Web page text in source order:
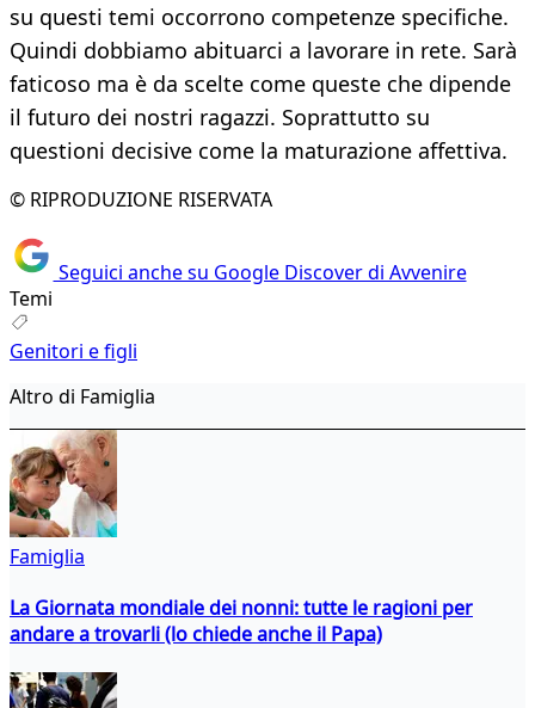
su questi temi occorrono competenze specifiche.
Quindi dobbiamo abituarci a lavorare in rete. Sarà
faticoso ma è da scelte come queste che dipende
il futuro dei nostri ragazzi. Soprattutto su
questioni decisive come la maturazione affettiva.
© RIPRODUZIONE RISERVATA
Seguici anche su Google Discover di Avvenire
Temi
Genitori e figli
Altro di Famiglia
Famiglia
La Giornata mondiale dei nonni: tutte le ragioni per
andare a trovarli (lo chiede anche il Papa)